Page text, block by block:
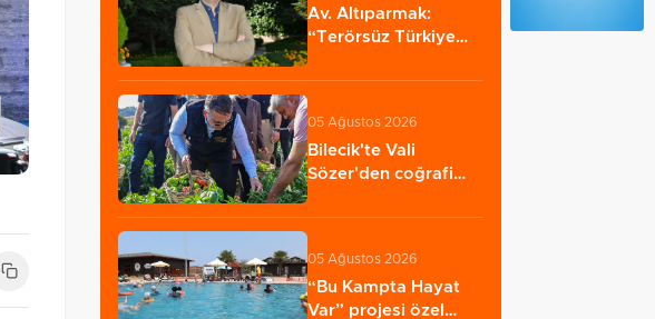
Av. Altıparmak:
“Terörsüz Türkiye
05 Ağustos 2026
Bilecik'te Vali
Sözer'den coğrafi
05 Ağustos 2026
“Bu Kampta Hayat
Var” projesi özel